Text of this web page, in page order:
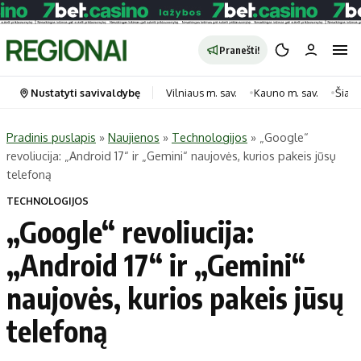
Pranešti!
Portalas
Naujausi
Regionai
Pasaulis
Politika
Kategorijos
Horoskopai
Laisvalaikis
Sveikata
Nustatyti savivaldybę Vilniaus m. sav. Kauno m. sav.
Pradinis puslapis » Naujienos » Technologijos » „Google“
revoliucija: „Android 17“ ir „Gemini“ naujovės, kurios pakeis jūsų
telefoną
TECHNOLOGIJOS
„Google“ revoliucija:
„Android 17“ ir „Gemini“
naujovės, kurios pakeis jūsų
telefoną